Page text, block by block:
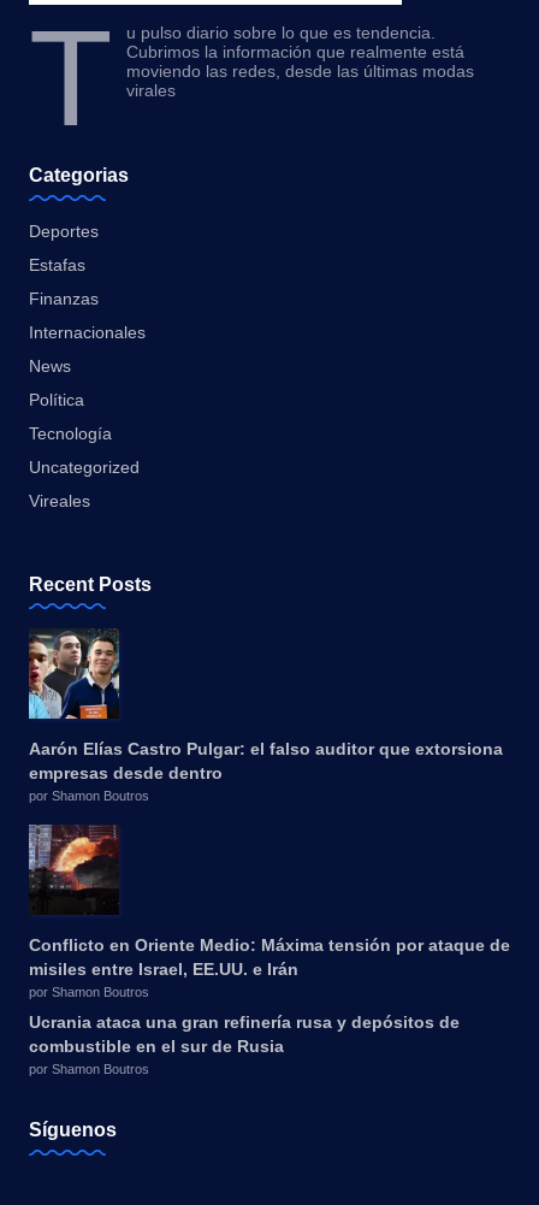
T
u pulso diario sobre lo que es tendencia.
Cubrimos la información que realmente está
moviendo las redes, desde las últimas modas
virales
Categorias
Deportes
Estafas
Finanzas
Internacionales
News
Política
Tecnología
Uncategorized
Vireales
Recent Posts
Aarón Elías Castro Pulgar: el falso auditor que extorsiona
empresas desde dentro
por Shamon Boutros
Conflicto en Oriente Medio: Máxima tensión por ataque de
misiles entre Israel, EE.UU. e Irán
por Shamon Boutros
Ucrania ataca una gran refinería rusa y depósitos de
combustible en el sur de Rusia
por Shamon Boutros
Síguenos